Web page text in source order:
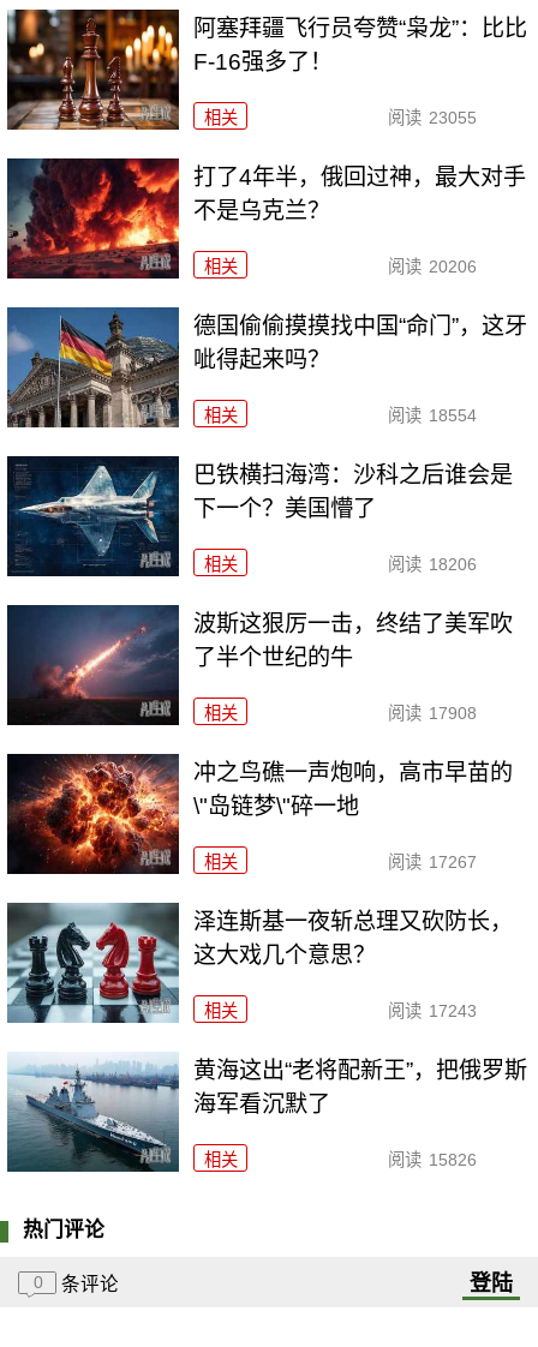
阿塞拜疆飞行员夸赞“枭龙”：比比
F-16强多了！
相关 阅读 23055
打了4年半，俄回过神，最大对手
不是乌克兰？
相关 阅读 20206
德国偷偷摸摸找中国“命门”，这牙
呲得起来吗？
相关 阅读 18554
巴铁横扫海湾：沙科之后谁会是
下一个？美国懵了
相关 阅读 18206
波斯这狠厉一击，终结了美军吹
了半个世纪的牛
相关 阅读 17908
冲之鸟礁一声炮响，高市早苗的
\"岛链梦\"碎一地
相关 阅读 17267
泽连斯基一夜斩总理又砍防长，
这大戏几个意思？
相关 阅读 17243
黄海这出“老将配新王”，把俄罗斯
海军看沉默了
相关 阅读 15826
热门评论
0 条评论 登陆